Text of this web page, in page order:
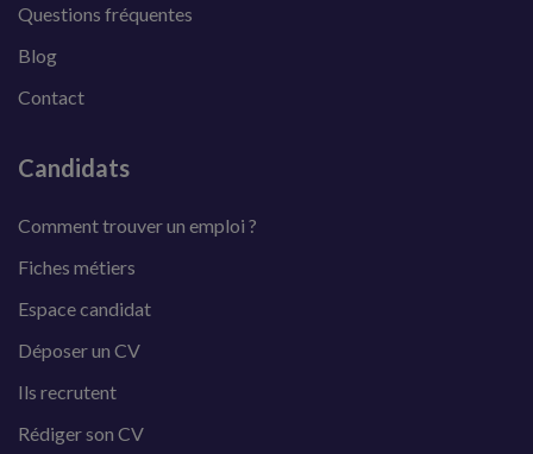
Questions fréquentes
Blog
Contact
Candidats
Comment trouver un emploi ?
Fiches métiers
Espace candidat
Déposer un CV
Ils recrutent
Rédiger son CV